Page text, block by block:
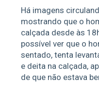
Há imagens
mostrando que o
calçada desde às
possível ver que o
sentado, tenta
e deita na calçada,
de que não estava